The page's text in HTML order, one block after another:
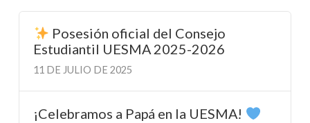
Posesión oficial del Consejo
Estudiantil UESMA 2025-2026
11 DE JULIO DE 2025
¡Celebramos a Papá en la UESMA!